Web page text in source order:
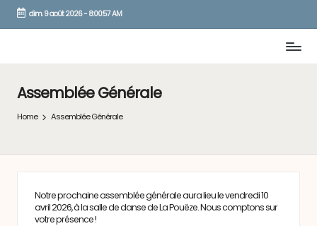
Skip
dim. 9 août 2026- 8:00:57 AM
Assemblée Générale
Home Assemblée Générale
Notre prochaine assemblée générale aura lieu le vendredi 10
avril 2026, à la salle de danse de La Pouëze. Nous comptons sur
votre présence !